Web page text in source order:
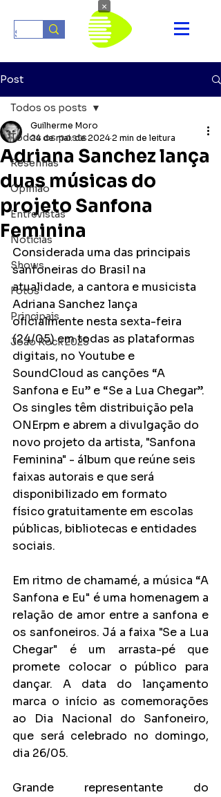
Post
Todos os posts
Resenhas
Opinião
Entrevistas
Notícias
Shows
Fotos
Principais
João Rock 2025
Todos os posts
Adriana Sanchez lança
duas músicas do
projeto Sanfona
Feminina
Guilherme Moro
24 de mai. de 2024 2 min de leitura
Considerada uma das principais
sanfoneiras do Brasil na
atualidade, a cantora e musicista
Adriana Sanchez lança
oficialmente nesta sexta-feira
(24/05) em todas as plataformas
digitais, no Youtube e
SoundCloud as canções “A
Sanfona e Eu” e “Se a Lua Chegar”.
Os singles têm distribuição pela
ONErpm e abrem a divulgação do
novo projeto da artista, "Sanfona
Feminina" - álbum que reúne seis
faixas autorais e que será
disponibilizado em formato
físico gratuitamente em escolas
públicas, bibliotecas e entidades
sociais.
Em ritmo de chamamé, a música “A
Sanfona e Eu" é uma homenagem a
relação de amor entre a sanfona e
os sanfoneiros. Já a faixa "Se a Lua
Chegar" é um arrasta-pé que
promete colocar o público para
dançar. A data do lançamento
marca o início as comemorações
ao Dia Nacional do Sanfoneiro,
que será celebrado no domingo,
dia 26/05.
Grande
representante do
×